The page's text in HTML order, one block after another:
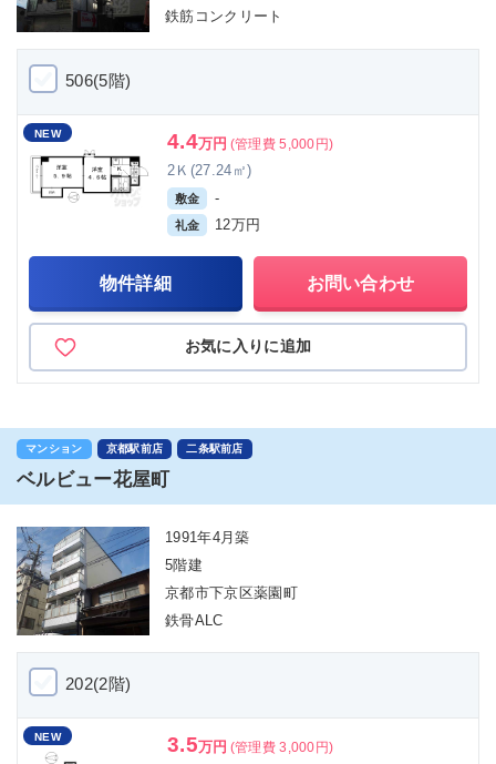
鉄筋コンクリート
506(5階)
NEW 4.4万円 (管理費 5,000円)
2Ｋ(27.24㎡)
敷金 -
礼金 12万円
物件詳細 お問い合わせ
お気に入りに追加
マンション 京都駅前店 二条駅前店
ベルビュー花屋町
1991年4月築
5階建
京都市下京区薬園町
鉄骨ALC
202(2階)
NEW 3.5万円 (管理費 3,000円)